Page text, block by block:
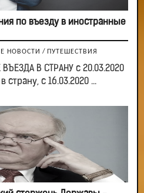
по въезду в иностранные
НОВОСТИ / ПУТЕШЕСТВИЯ
В СТРАНУ с 20.03.2020
страну, с 16.03.2020 ...